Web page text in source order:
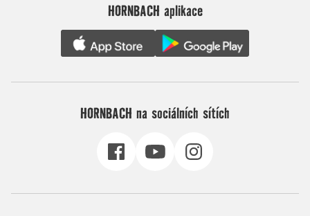
HORNBACH aplikace
HORNBACH na sociálních sítích